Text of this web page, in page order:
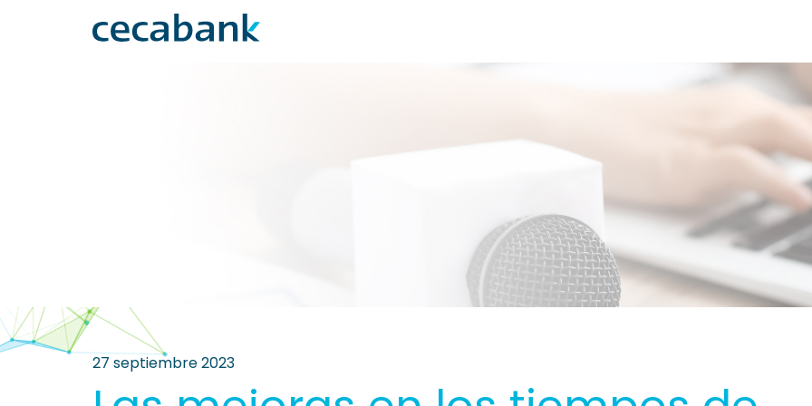
27 septiembre 2023